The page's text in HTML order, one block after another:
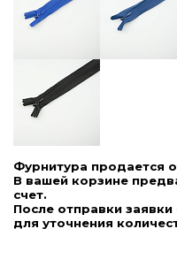
Фурнитура продается
В вашей корзине
счет.
После отправки
для уточнения